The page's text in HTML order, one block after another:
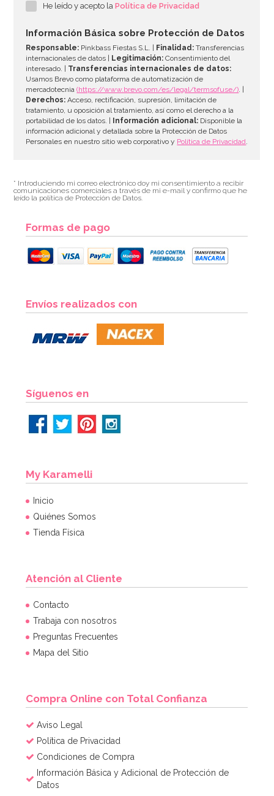
AÑADIR
7,95€
He leído y acepto laPolítica de Privacidad
Información Básica sobre Protección de Datos
Responsable: Pinkbass Fiestas S.L. | Finalidad: Transferencias
internacionales de datos |
Legitimación: Consentimiento del
interesado. | Transferencias internacionales de datos:
Usamos Brevo como plataforma de automatización de
mercadotecnia(https://www.brevo.com/es/legal/termsofuse/). |
Derechos: Acceso, rectificación, supresión, limitación de
tratamiento, u oposición al tratamiento, así como el derecho a la
portabilidad de los datos. |
Información adicional: Disponible la
información adicional y detallada sobre la Protección de Datos
Personales en nuestro sitio web corporativo y Política de Privacidad.
* Introduciendo mi correo electrónico doy mi consentimiento a recibir
comunicaciones comerciales a través de mi e-mail y confirmo que he
leído la política de Protección de Datos.
Formas de pago
Envíos realizados con
Síguenos en
My Karamelli
Inicio
Quiénes Somos
Tienda Física
Atención al Cliente
Contacto
Trabaja con nosotros
Preguntas Frecuentes
Mapa del Sitio
Compra Online con Total Confianza
Aviso Legal
Política de Privacidad
Condiciones de Compra
Información Básica y Adicional de Protección de
Datos